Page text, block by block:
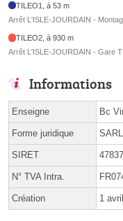
TILEO1, à 53 m
Arrêt L'ISLE-JOURDAIN -
TILEO2, à 930 m
Arrêt L'ISLE-JOURDAIN - Gare
Informations
Enseigne Bc
Forme juridique SARL
SIRET
N° TVA Intra.
Création 1